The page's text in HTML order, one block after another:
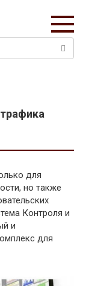
для
но также
Контроля и
и
для